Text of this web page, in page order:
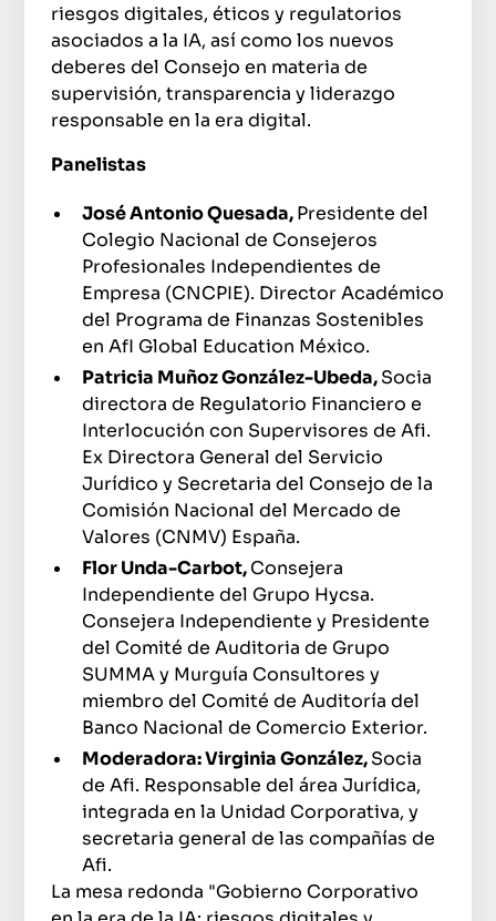
riesgos digitales, éticos y regulatorios
asociados a la IA, así como los nuevos
deberes del Consejo en materia de
supervisión, transparencia y liderazgo
responsable en la era digital.
Panelistas
José Antonio Quesada,Presidente del
Colegio Nacional de Consejeros
Profesionales Independientes de
Empresa (CNCPIE). Director Académico
del Programa de Finanzas Sostenibles
en AfI Global Education México.
Patricia Muñoz González-Ubeda,Socia
directora de Regulatorio Financiero e
Interlocución con Supervisores de Afi.
Ex Directora General del Servicio
Jurídico y Secretaria del Consejo de la
Comisión Nacional del Mercado de
Valores (CNMV) España.
Flor Unda-Carbot,Consejera
Independiente del Grupo Hycsa.
Consejera Independiente y Presidente
del Comité de Auditoria de Grupo
SUMMA y Murguía Consultores y
miembro del Comité de Auditoría del
Banco Nacional de Comercio Exterior.
Moderadora: Virginia González,Socia
de Afi. Responsable del área Jurídica,
integrada en la Unidad Corporativa, y
secretaria general de las compañías de
Afi.
La mesa redonda "Gobierno Corporativo